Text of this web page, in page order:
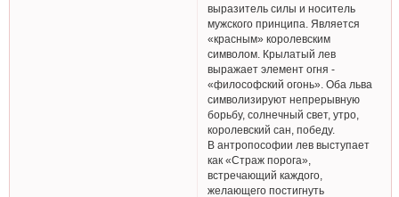
выразитель силы и носитель
мужского принципа. Является
«красным» королевским
символом. Крылатый лев
выражает элемент огня -
«философский огонь». Оба льва
символизируют непрерывную
борьбу, солнечный свет, утро,
королевский сан, победу.
В антропософии лев выступает
как «Страж порога»,
встречающий каждого,
желающего постигнуть